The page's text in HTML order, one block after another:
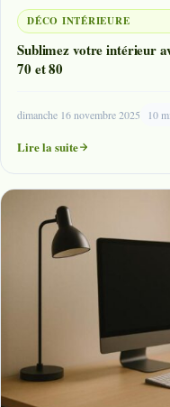
DÉCO INTÉRIEURE
Sublimez votre intérieur
70 et 80
dimanche 16 novembre 2025 10
Lire la suite